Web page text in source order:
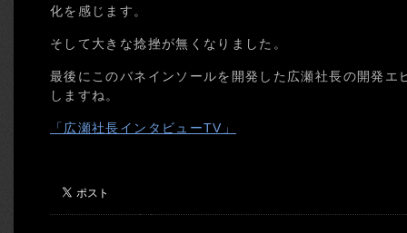
化を感じます。
そして大きな捻挫が無くなりました。
最後にこのバネインソールを開発した広瀬社長の開発エ
しますね。
「広瀬社長インタビューTV」